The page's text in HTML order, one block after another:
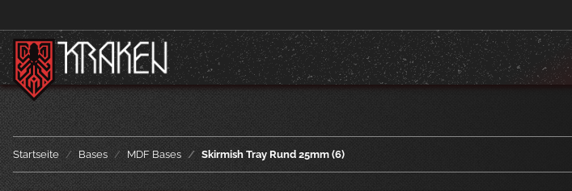
Startseite Bases MDF Bases Skirmish Tray Rund 25mm (6)